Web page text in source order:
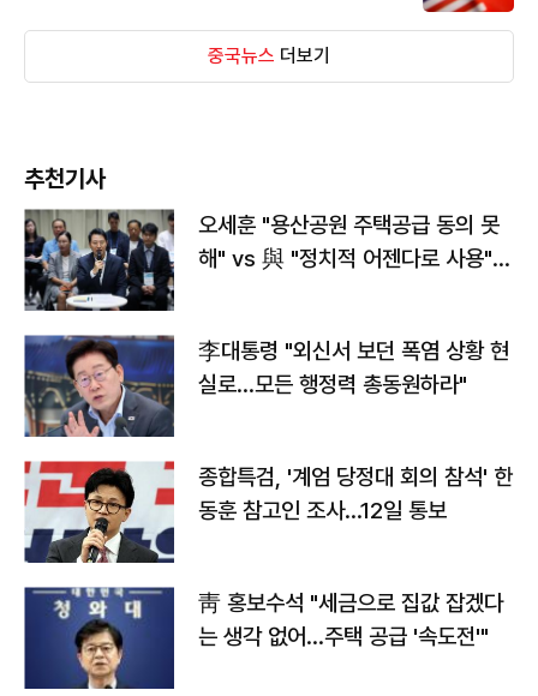
중국뉴스 더보기
추천기사
오세훈 "용산공원 주택공급 동의 못
해" vs 與 "정치적 어젠다로 사용"
李대통령 "외신서 보던 폭염 상황 현
실로…모든 행정력 총동원하라"
종합특검, '계엄 당정대 회의 참석' 한
동훈 참고인 조사...12일 통보
靑 홍보수석 "세금으로 집값 잡겠다
는 생각 없어…주택 공급 '속도전'"